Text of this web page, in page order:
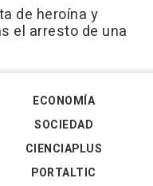
de heroína y
el arresto de una
ECONOMÍA
SOCIEDAD
CIENCIAPLUS
PORTALTIC